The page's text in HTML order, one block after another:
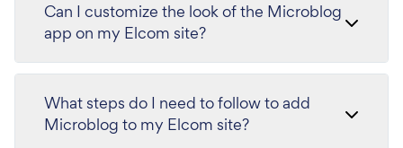
Can I customize the look of the Microblog
app on my Elcom site?
What steps do I need to follow to add
Microblog to my Elcom site?